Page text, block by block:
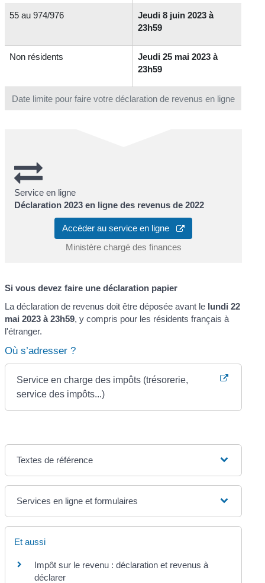
Date limite pour faire votre déclaration de revenus en ligne
55 au 974/976
Jeudi 8 juin 2023 à
23h59
Non résidents
Jeudi 25 mai 2023 à
23h59
Service en ligne
Déclaration 2023 en ligne des revenus de 2022
Accéder au service en ligne
Ministère chargé des finances
Si vous devez faire une déclaration papier
La déclaration de revenus doit être déposée avant le lundi 22
mai 2023 à 23h59, y compris pour les résidents français à
l'étranger.
Où s’adresser ?
Service en charge des impôts (trésorerie,
service des impôts...)
Textes de référence
Services en ligne et formulaires
Et aussi
Impôt sur le revenu : déclaration et revenus à
déclarer